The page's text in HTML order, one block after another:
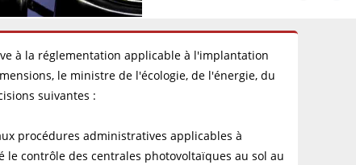
à la réglementation applicable à l'implantation
le ministre de l'écologie, de l'énergie, du
suivantes :
procédures administratives applicables à
contrôle des centrales photovoltaïques au sol au